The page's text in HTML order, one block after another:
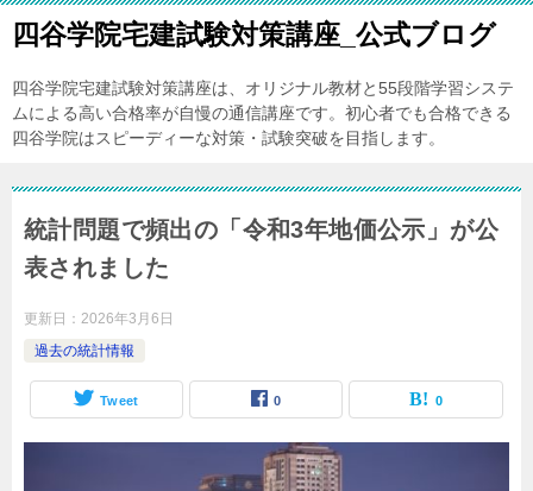
四谷学院宅建試験対策講座_公式ブログ
四谷学院宅建試験対策講座は、オリジナル教材と55段階学習システ
ムによる高い合格率が自慢の通信講座です。初心者でも合格できる
四谷学院はスピーディーな対策・試験突破を目指します。
統計問題で頻出の「令和3年地価公示」が公
表されました
更新日： 2026年3月6日
過去の統計情報
Tweet 0 0